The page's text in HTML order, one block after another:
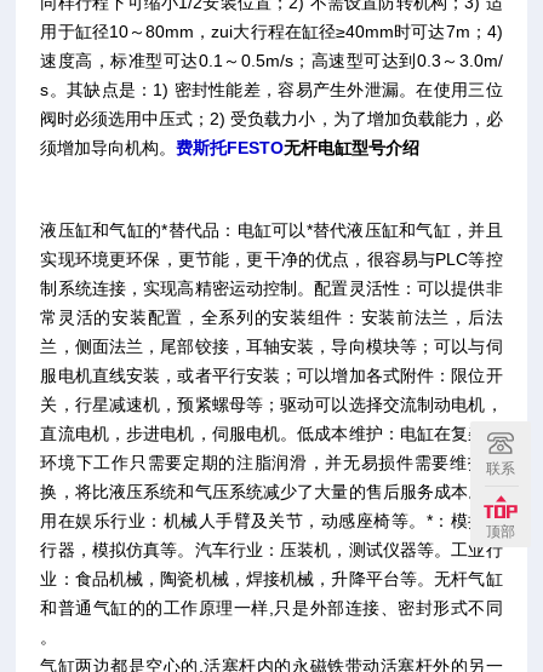
用于缸径10～80mm，zui大行程在缸径≥40mm时可达7m；4)
速度高，标准型可达0.1～0.5m/s；高速型可达到0.3～3.0m/
s。其缺点是：1) 密封性能差，容易产生外泄漏。在使用三位
阀时必须选用中压式；2) 受负载力小，为了增加负载能力，必
须增加导向机构。费斯托FESTO无杆电缸型号介绍
液压缸和气缸的*替代品：电缸可以*替代液压缸和气缸，并且
实现环境更环保，更节能，更干净的优点，很容易与PLC等控
制系统连接，实现高精密运动控制。配置灵活性：可以提供非
常灵活的安装配置，全系列的安装组件：安装前法兰，后法
兰，侧面法兰，尾部铰接，耳轴安装，导向模块等；可以与伺
服电机直线安装，或者平行安装；可以增加各式附件：限位开
关，行星减速机，预紧螺母等；驱动可以选择交流制动电机，
直流电机，步进电机，伺服电机。低成本维护：电缸在复杂的
环境下工作只需要定期的注脂润滑，并无易损件需要维护更
换，将比液压系统和气压系统减少了大量的售后服务成本。应
用在娱乐行业：机械人手臂及关节，动感座椅等。*：模拟飞
行器，模拟仿真等。汽车行业：压装机，测试仪器等。工业行
业：食品机械，陶瓷机械，焊接机械，升降平台等。无杆气缸
和普通气缸的的工作原理一样,只是外部连接、密封形式不同
。
气缸两边都是空心的,活塞杆内的永磁铁带动活塞杆外的另一
联系
顶部